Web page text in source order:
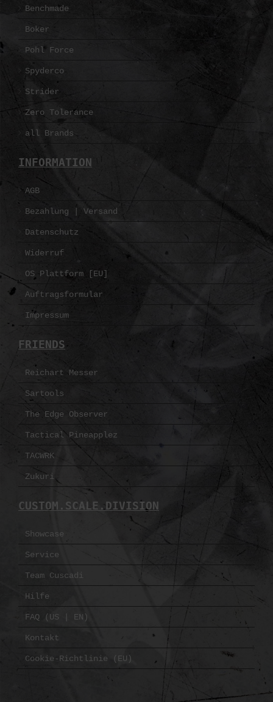
Benchmade
Boker
Pohl Force
Spyderco
Strider
Zero Tolerance
all Brands
INFORMATION
AGB
Bezahlung | Versand
Datenschutz
Widerruf
OS Plattform [EU]
Auftragsformular
Impressum
FRIENDS
Reichart Messer
Sartools
The Edge Observer
Tactical Pineapplez
TACWRK
Zukuri
CUSTOM.SCALE.DIVISION
Showcase
Service
Team Cuscadi
Hilfe
FAQ (US | EN)
Kontakt
Cookie-Richtlinie (EU)